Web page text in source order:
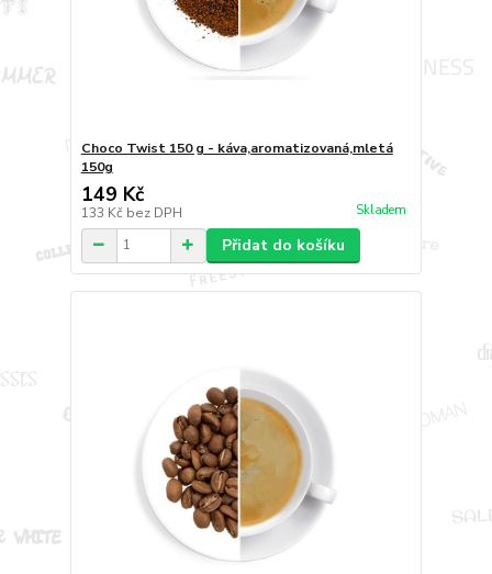
Choco Twist 150 g - káva,aromatizovaná,mletá
150g
149 Kč
133 Kč bez DPH Skladem
Přidat do košíku